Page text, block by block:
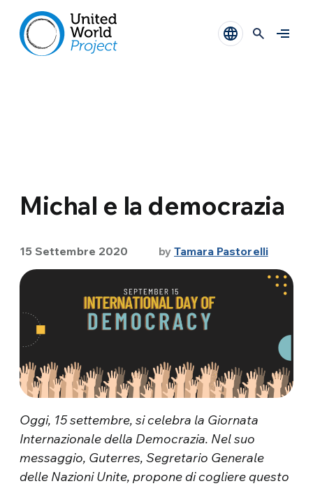
Michal e la democrazia
15 Settembre 2020 byTamara Pastorelli
Oggi, 15 settembre, si celebra la Giornata
Internazionale della Democrazia. Nel suo
messaggio, Guterres, Segretario Generale
delle Nazioni Unite, propone di cogliere questo